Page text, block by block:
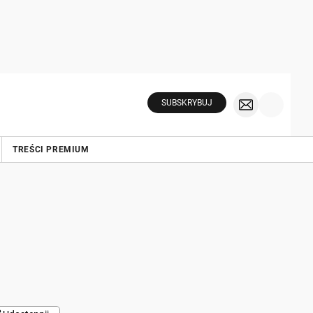
SUBSKRYBUJ
TREŚCI PREMIUM